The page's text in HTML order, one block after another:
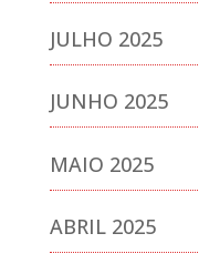
JULHO 2025
JUNHO 2025
MAIO 2025
ABRIL 2025